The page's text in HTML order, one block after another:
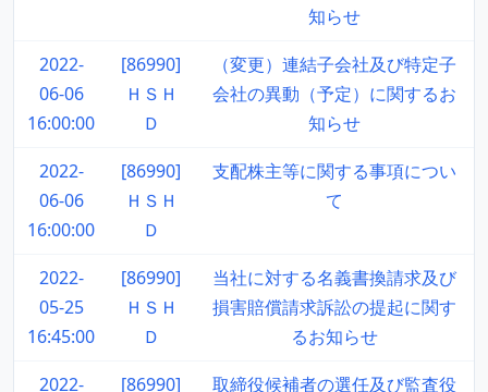
知らせ
2022-
06-06
16:00:00
[86990]
ＨＳＨ
Ｄ
（変更）連結子会社及び特定子
会社の異動（予定）に関するお
知らせ
2022-
06-06
16:00:00
[86990]
ＨＳＨ
Ｄ
支配株主等に関する事項につい
て
2022-
05-25
16:45:00
[86990]
ＨＳＨ
Ｄ
当社に対する名義書換請求及び
損害賠償請求訴訟の提起に関す
るお知らせ
2022-
[86990]
取締役候補者の選任及び監査役